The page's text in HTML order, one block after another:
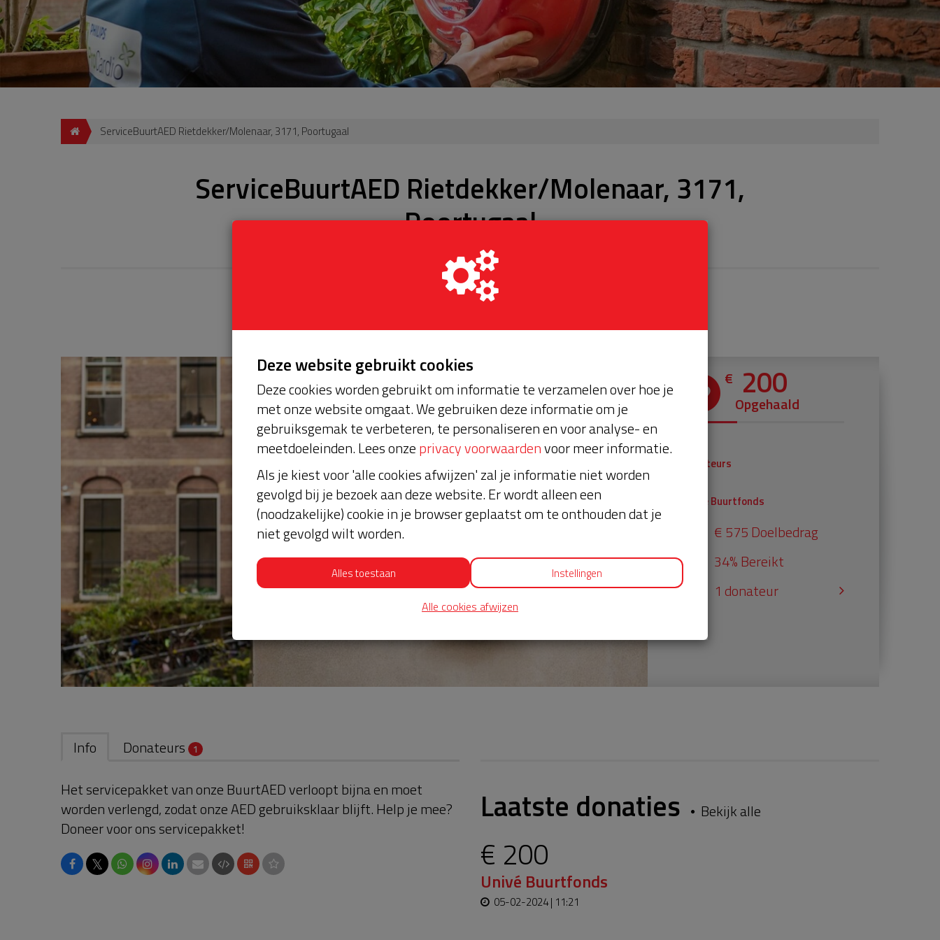
ServiceBuurtAED Rietdekker/Molenaar, 3171, Poortugaal
ServiceBuurtAED Rietdekker/Molenaar, 3171,
Poortugaal
Je kunt niet meer doneren
€ 200
Opgehaald
Donateurs
Univé Buurtfonds
€ 575 Doelbedrag
34% Bereikt
1 donateur
Info Donateurs 1
Het servicepakket van onze BuurtAED verloopt bijna en moet
worden verlengd, zodat onze AED gebruiksklaar blijft. Help je mee?
Doneer voor ons servicepakket!
𝕏
Laatste donaties Bekijk alle
€ 200
Univé Buurtfonds
05-02-2024 | 11:21
Deze website gebruikt cookies
Deze cookies worden gebruikt om informatie te verzamelen over hoe je
met onze website omgaat. We gebruiken deze informatie om je
gebruiksgemak te verbeteren, te personaliseren en voor analyse- en
meetdoeleinden. Lees onzeprivacy voorwaardenvoor meer informatie.
Als je kiest voor 'alle cookies afwijzen' zal je informatie niet worden
gevolgd bij je bezoek aan deze website. Er wordt alleen een
(noodzakelijke) cookie in je browser geplaatst om te onthouden dat je
niet gevolgd wilt worden.
Alles toestaan Instellingen
Alle cookies afwijzen